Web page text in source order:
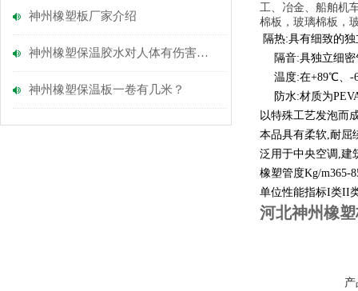
神州橡塑板厂家介绍
神州橡塑保温胶水对人体有伤害吗？
神州橡塑保温板一卷有几米？
工、冶金、船舶机
棉板，玻璃棉板，
隔热:具有细致的
隔音:具独立细
温度:在+89℃、 -
防水:材质为
以特殊工艺发泡而
本品具有柔软,耐屈
泛用于中央空调 ,建
橡塑管度Kg/m365-
单位性能指标I类II
河北神州橡